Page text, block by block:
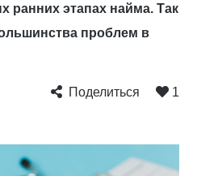
ранних этапах найма. Так
проблем в
Поделиться 1